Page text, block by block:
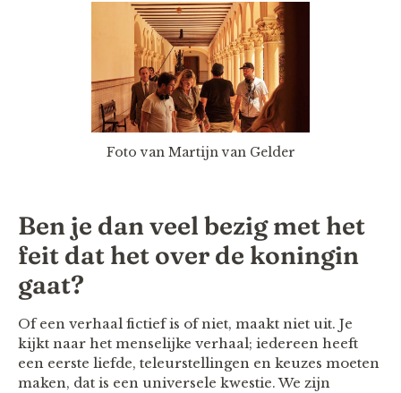
Foto van Martijn van Gelder
Ben je dan veel bezig met het
feit dat het over de koningin
gaat?
Of een verhaal fictief is of niet, maakt niet uit. Je
kijkt naar het menselijke verhaal; iedereen heeft
een eerste liefde, teleurstellingen en keuzes moeten
maken, dat is een universele kwestie. We zijn